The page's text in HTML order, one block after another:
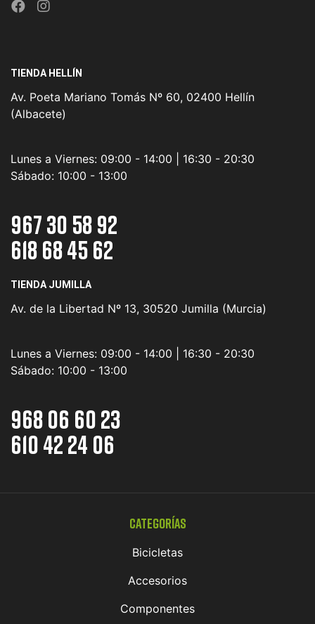
TIENDA HELLÍN
Av. Poeta Mariano Tomás Nº 60, 02400 Hellín
(Albacete)
Lunes a Viernes: 09:00 - 14:00 | 16:30 - 20:30
Sábado: 10:00 - 13:00
967 30 58 92
618 68 45 62
TIENDA JUMILLA
Av. de la Libertad Nº 13, 30520 Jumilla (Murcia)
Lunes a Viernes: 09:00 - 14:00 | 16:30 - 20:30
Sábado: 10:00 - 13:00
968 06 60 23
610 42 24 06
Categorías
Bicicletas
Accesorios
Componentes